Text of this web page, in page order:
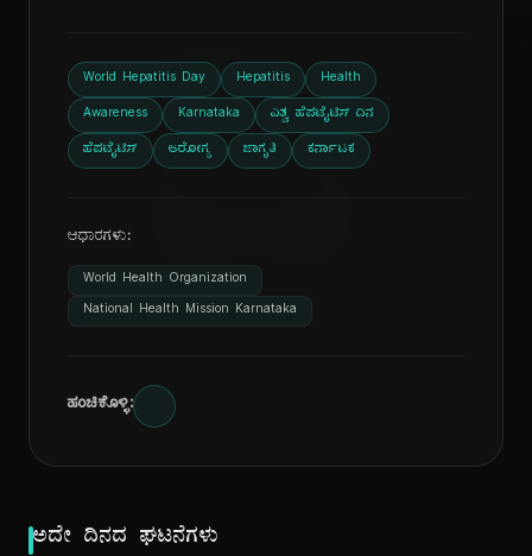
ದಿ
World Hepatitis Day Hepatitis Health
Awareness Karnataka ವಿಶ್ವ ಹೆಪಟೈಟಿಸ್ ದಿನ
ಹೆಪಟೈಟಿಸ್ ಆರೋಗ್ಯ ಜಾಗೃತಿ ಕರ್ನಾಟಕ
ಆಧಾರಗಳು:
World Health Organization
National Health Mission Karnataka
ಹಂಚಿಕೊಳ್ಳಿ:
ಅದೇ ದಿನದ ಘಟನೆಗಳು